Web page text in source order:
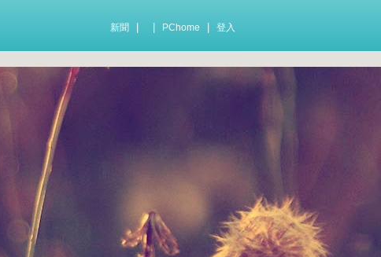
新聞 PChome 登入